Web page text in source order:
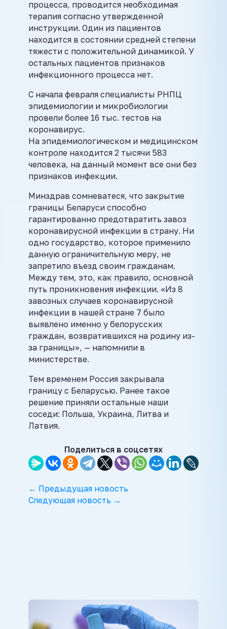
процесса, проводится необходимая
терапия согласно утвержденной
инструкции. Один из пациентов
находится в состоянии средней степени
тяжести с положительной динамикой. У
остальных пациентов признаков
инфекционного процесса нет.
С начала февраля специалисты РНПЦ
эпидемиологии и микробиологии
провели более 16 тыс. тестов на
коронавирус.
На эпидемиологическом и медицинском
контроле находится 2 тысячи 583
человека, на данный момент все они без
признаков инфекции.
Минздрав сомневатеся, что закрытие
границы Беларуси способно
гарантированно предотвратить завоз
коронавирусной инфекции в страну. Ни
одно государство, которое применило
данную ограничительную меру, не
запретило въезд своим гражданам.
Между тем, это, как правило, основной
путь проникновения инфекции. «Из 8
завозных случаев коронавирусной
инфекции в нашей стране 7 было
выявлено именно у белорусских
граждан, возвратившихся на родину из-
за границы», — напомнили в
министерстве.
Тем временем Россия закрывала
границу с Беларусью. Ранее такое
решение приняли остальные наши
соседи: Польша, Украина, Литва и
Латвия.
Поделиться в соцсетях
← Предыдущая новость
Следующая новость →